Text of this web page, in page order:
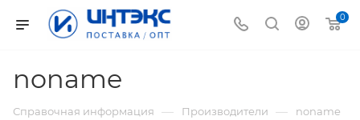
0
noname
Справочная информация — Производители — noname